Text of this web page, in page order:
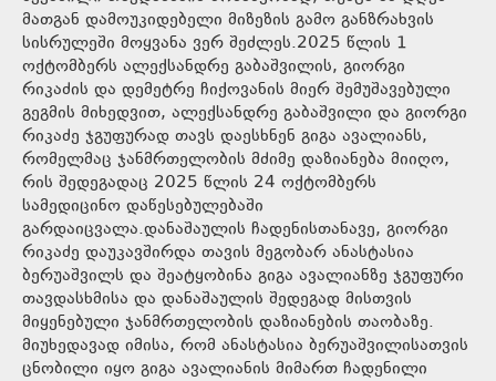
მათგან დამოუკიდებელი მიზეზის გამო განზრახვის
სისრულეში მოყვანა ვერ შეძლეს.2025 წლის 1
ოქტომბერს ალექსანდრე გაბაშვილის, გიორგი
რიკაძის და დემეტრე ჩიქოვანის მიერ შემუშავებული
გეგმის მიხედვით, ალექსანდრე გაბაშვილი და გიორგი
რიკაძე ჯგუფურად თავს დაესხნენ გიგა ავალიანს,
რომელმაც ჯანმრთელობის მძიმე დაზიანება მიიღო,
რის შედეგადაც 2025 წლის 24 ოქტომბერს
სამედიცინო დაწესებულებაში
გარდაიცვალა.დანაშაულის ჩადენისთანავე, გიორგი
რიკაძე დაუკავშირდა თავის მეგობარ ანასტასია
ბერუაშვილს და შეატყობინა გიგა ავალიანზე ჯგუფური
თავდასხმისა და დანაშაულის შედეგად მისთვის
მიყენებული ჯანმრთელობის დაზიანების თაობაზე.
მიუხედავად იმისა, რომ ანასტასია ბერუაშვილისათვის
ცნობილი იყო გიგა ავალიანის მიმართ ჩადენილი